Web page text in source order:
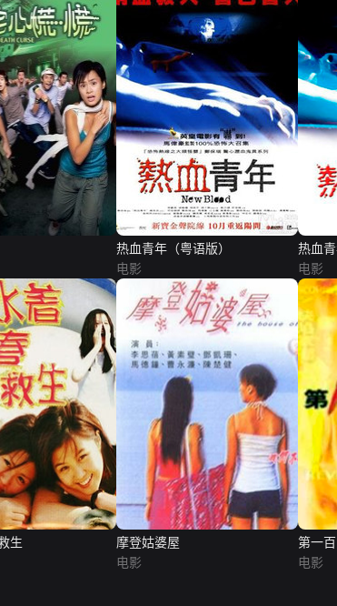
热血青年（粤语版）
电影
热血青
电影
生
摩登姑婆屋
电影
第一百
电影